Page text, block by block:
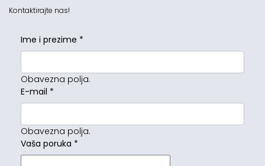
Kontaktirajte nas!
Ime i prezime *
Obavezna polja.
E-mail *
Obavezna polja.
Vaša poruka *